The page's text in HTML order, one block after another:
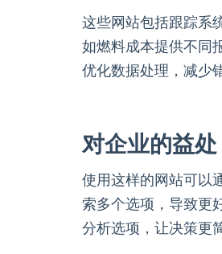
这些网站包括跟踪系
如燃料成本提供不同
优化数据处理，减少
对企业的益处
使用这样的网站可以
索多个选项，导致更
分析选项，让决策更